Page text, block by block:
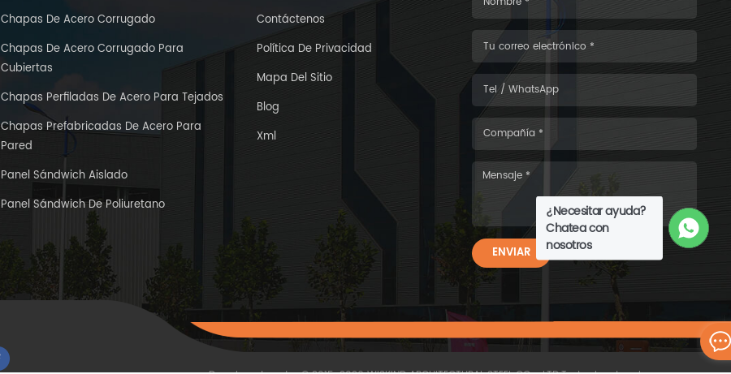
¿Necesitar ayuda?
Chatea con
nosotros
Chapas De Acero Corrugado
Chapas De Acero Corrugado Para
Cubiertas
Chapas Perfiladas De Acero Para Tejados
Chapas Prefabricadas De Acero Para
Pared
Panel Sándwich Aislado
Panel Sándwich De Poliuretano
Contáctenos
Política De Privacidad
Mapa Del Sitio
Blog
Xml
ENVIAR